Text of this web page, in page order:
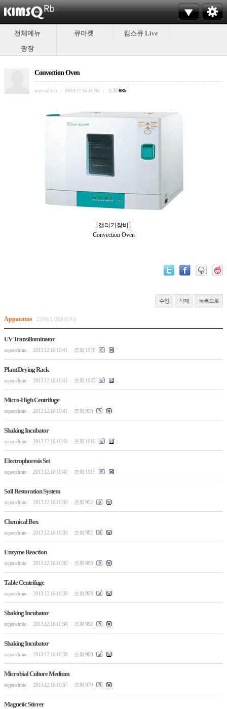
전체메뉴 큐마켓
킴스큐 Live
광장
Convection Oven
superadmin 2013.12.16 10:35 조회 985
[갤러기장비]
Convection Oven
수정 삭제 목록으로
Apparatus 23개(1/2페이지)
UV Transilluminator
superadmin 2013.12.16 10:41 조회 1078
Plant Drying Rack
superadmin 2013.12.16 10:41 조회 1043
Micro-High Centrifuge
superadmin 2013.12.16 10:41 조회 999
Shaking Incubator
superadmin 2013.12.16 10:40 조회 1010
Electrophoresis Set
superadmin 2013.12.16 10:40 조회 1015
Soil Restoration System
superadmin 2013.12.16 10:39 조회 992
Chemical Box
superadmin 2013.12.16 10:39 조회 982
Enzyme Reaction
superadmin 2013.12.16 10:39 조회 983
Table Centrifuge
superadmin 2013.12.16 10:39 조회 993
Shaking Incubator
superadmin 2013.12.16 10:38 조회 982
Shaking Incubator
superadmin 2013.12.16 10:38 조회 960
Microbial Culture Medium
superadmin 2013.12.16 10:37 조회 979
Magnetic Stirrer